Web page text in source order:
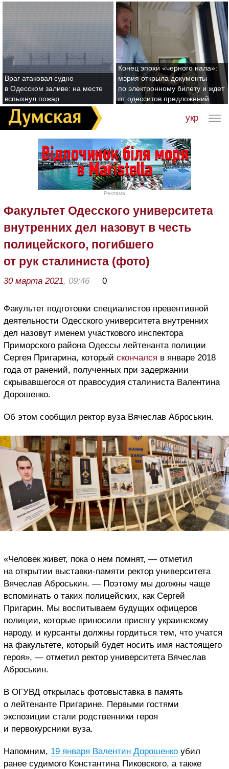
Враг атаковал судно
в Одесском заливе: на месте
вспыхнул пожар
Конец эпохи «черного нала»:
мэрия открыла документы
по электронному билету и ждет
от одесситов предложений
укр
Реклама
Факультет Одесского университета
внутренних дел назовут в честь
полицейского, погибшего
от рук сталиниста (фото)
30 марта 2021, 09:46 0
Факультет подготовки специалистов превентивной
деятельности Одесского университета внутренних
дел назовут именем участкового инспектора
Приморского района Одессы лейтенанта полиции
Сергея Пригарина, который скончался в январе 2018
года от ранений, полученных при задержании
скрывавшегося от правосудия сталиниста Валентина
Дорошенко.
Об этом сообщил ректор вуза Вячеслав Аброськин.
«Человек живет, пока о нем помнят, — отметил
на открытии выставки-памяти ректор университета
Вячеслав Аброськин. — Поэтому мы должны чаще
вспоминать о таких полицейских, как Сергей
Пригарин. Мы воспитываем будущих офицеров
полиции, которые приносили присягу украинскому
народу, и курсанты должны гордиться тем, что учатся
на факультете, который будет носить имя настоящего
героя», — отметил ректор университета Вячеслав
Аброськин.
В ОГУВД открылась фотовыставка в память
о лейтенанте Пригарине. Первыми гостями
экспозиции стали родственники героя
и первокурсники вуза.
Напомним, 19 января Валентин Дорошенко убил
ранее судимого Константина Пиковского, а также